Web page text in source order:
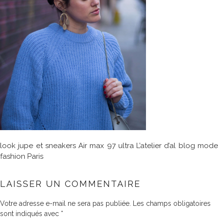
look jupe et sneakers Air max 97 ultra L’atelier d’al blog mode
fashion Paris
LAISSER UN COMMENTAIRE
Votre adresse e-mail ne sera pas publiée.
Les champs obligatoires
sont indiqués avec *